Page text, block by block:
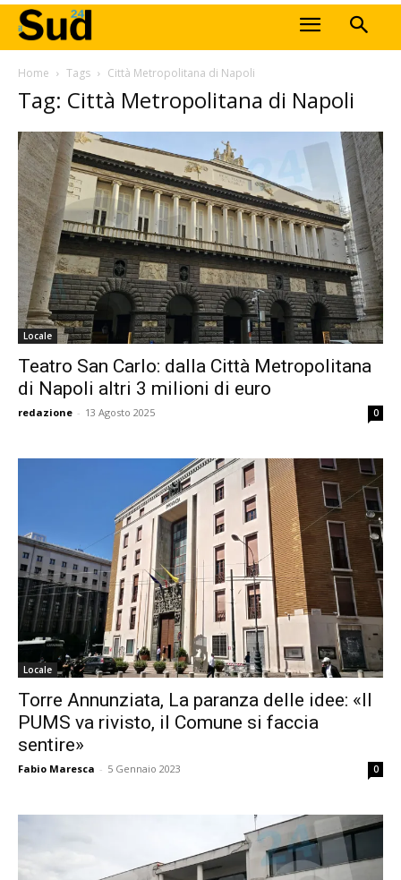
Home Tags Città Metropolitana di Napoli
Tag: Città Metropolitana di Napoli
Locale
Teatro San Carlo: dalla Città Metropolitana
di Napoli altri 3 milioni di euro
redazione - 13 Agosto 2025 0
Locale
Torre Annunziata, La paranza delle idee: «Il
PUMS va rivisto, il Comune si faccia
sentire»
Fabio Maresca - 5 Gennaio 2023 0